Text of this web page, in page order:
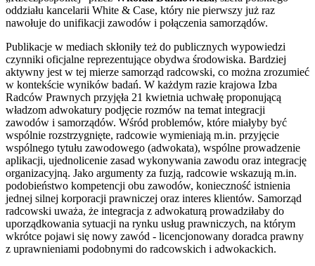
oddziału kancelarii White & Case, który nie pierwszy już raz
nawołuje do unifikacji zawodów i połączenia samorządów.
Publikacje w mediach skłoniły też do publicznych wypowiedzi
czynniki oficjalne reprezentujące obydwa środowiska. Bardziej
aktywny jest w tej mierze samorząd radcowski, co można zrozumieć
w kontekście wyników badań. W każdym razie krajowa Izba
Radców Prawnych przyjęła 21 kwietnia uchwałę proponującą
władzom adwokatury podjęcie rozmów na temat integracji
zawodów i samorządów. Wśród problemów, które miałyby być
wspólnie rozstrzygnięte, radcowie wymieniają m.in. przyjęcie
wspólnego tytułu zawodowego (adwokata), wspólne prowadzenie
aplikacji, ujednolicenie zasad wykonywania zawodu oraz integrację
organizacyjną. Jako argumenty za fuzją, radcowie wskazują m.in.
podobieństwo kompetencji obu zawodów, konieczność istnienia
jednej silnej korporacji prawniczej oraz interes klientów. Samorząd
radcowski uważa, że integracja z adwokaturą prowadziłaby do
uporządkowania sytuacji na rynku usług prawniczych, na którym
wkrótce pojawi się nowy zawód - licencjonowany doradca prawny
z uprawnieniami podobnymi do radcowskich i adwokackich.